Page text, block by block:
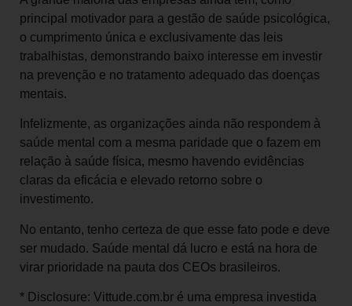
principal motivador para a gestão de saúde psicológica,
o cumprimento única e exclusivamente das leis
trabalhistas, demonstrando baixo interesse em investir
na prevenção e no tratamento adequado das doenças
mentais.
Infelizmente, as organizações ainda não respondem à
saúde mental com a mesma paridade que o fazem em
relação à saúde física, mesmo havendo evidências
claras da eficácia e elevado retorno sobre o
investimento.
No entanto, tenho certeza de que esse fato pode e deve
ser mudado. Saúde mental dá lucro e está na hora de
virar prioridade na pauta dos CEOs brasileiros.
* Disclosure: Vittude.com.br é uma empresa investida